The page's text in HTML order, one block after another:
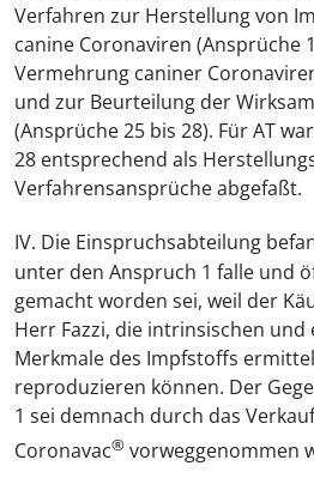
Verfahren zur Herstellung von
canine Coronaviren (Ansprüche
Vermehrung caniner
und zur Beurteilung der
(Ansprüche 25 bis 28). Für AT
28 entsprechend als
Verfahrensansprüche abgefaßt.
IV. Die Einspruchsabteilung
unter den Anspruch 1 falle und
gemacht worden sei, weil der
Herr Fazzi, die intrinsischen und
Merkmale des Impfstoffs
reproduzieren können. Der
1 sei demnach durch das
Coronavac® vorweggenommen